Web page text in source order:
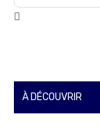
À DÉCOUVRIR